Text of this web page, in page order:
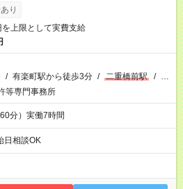
利用条件有）
り
上限として実費支給
/ 有楽町駅から徒歩3分 / 二重橋前駅 / …
等専門事務所
分）実働7時間
相談OK